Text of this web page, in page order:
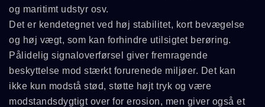
og maritimt udstyr osv.
Det er kendetegnet ved høj stabilitet, kort bevægelse
og høj vægt, som kan forhindre utilsigtet berøring.
Pålidelig signaloverførsel giver fremragende
beskyttelse mod stærkt forurenede miljøer. Det kan
ikke kun modstå stød, støtte højt tryk og være
modstandsdygtigt over for erosion, men giver også et